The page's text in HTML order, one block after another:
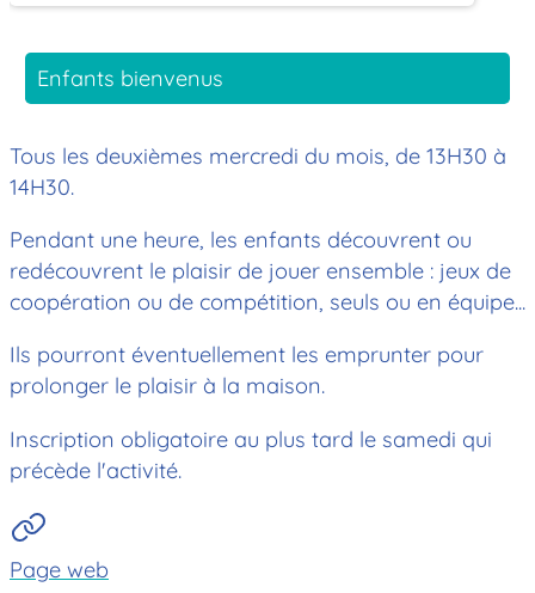
Enfants bienvenus
Tous les deuxièmes mercredi du mois, de 13H30 à
14H30.
Pendant une heure, les enfants découvrent ou
redécouvrent le plaisir de jouer ensemble : jeux de
coopération ou de compétition, seuls ou en équipe...
Ils pourront éventuellement les emprunter pour
prolonger le plaisir à la maison.
Inscription obligatoire au plus tard le samedi qui
précède l'activité.
Page web